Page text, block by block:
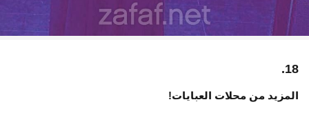
18.
المزيد من محلات العبايات!